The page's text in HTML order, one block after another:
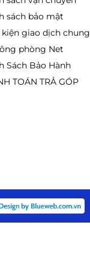
màn
sách bảo mật
giao dịch chung
phòng Net
Sách Bảo Hành
TOÁN TRẢ GÓP